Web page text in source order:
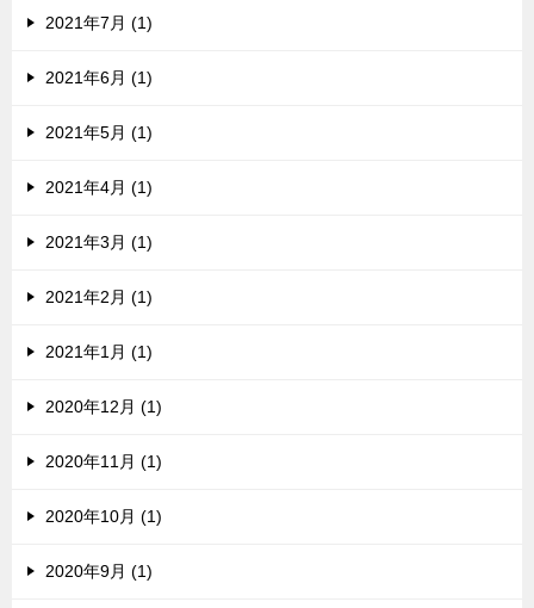
2021年7月 (1)
2021年6月 (1)
2021年5月 (1)
2021年4月 (1)
2021年3月 (1)
2021年2月 (1)
2021年1月 (1)
2020年12月 (1)
2020年11月 (1)
2020年10月 (1)
2020年9月 (1)